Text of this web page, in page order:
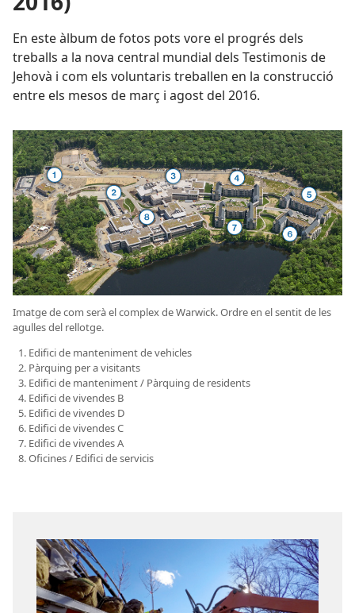
En este àlbum de fotos pots vore el progrés dels
treballs a la nova central mundial dels Testimonis de
Jehovà i com els voluntaris treballen en la construcció
entre els mesos de març i agost del 2016.
Imatge de com serà el complex de Warwick. Ordre en el sentit de les
agulles del rellotge.
Edifici de manteniment de vehicles
Pàrquing per a visitants
Edifici de manteniment / Pàrquing de residents
Edifici de vivendes B
Edifici de vivendes D
Edifici de vivendes C
Edifici de vivendes A
Oficines / Edifici de servicis